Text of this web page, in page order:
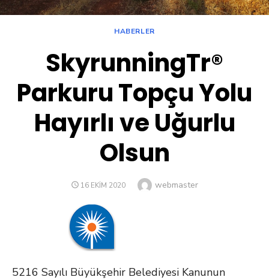
HABERLER
SkyrunningTr®
Parkuru Topçu Yolu
Hayırlı ve Uğurlu
Olsun
POSTED
16 EKIM 2020 Author
webmaster
5216 Sayılı Büyükşehir Belediyesi Kanunun